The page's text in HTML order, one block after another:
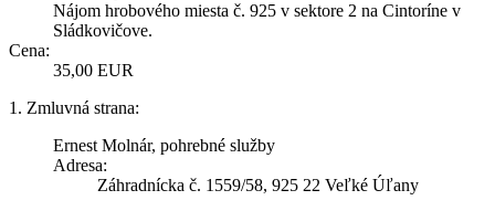
Nájom hrobového miesta č. 925 v sektore 2 na Cintoríne v
Sládkovičove.
Cena:
35,00 EUR
1. Zmluvná strana:
Ernest Molnár, pohrebné služby
Adresa:
Záhradnícka č. 1559/58, 925 22 Veľké Úľany